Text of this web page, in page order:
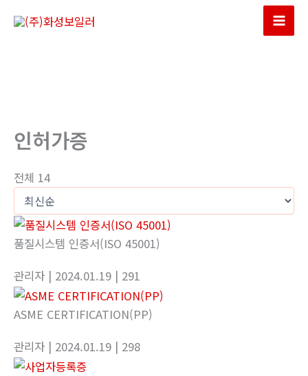
Main
인허가증
전체 14
품질시스템 인증서(ISO 45001)
관리자 | 2024.01.19 | 291
ASME CERTIFICATION(PP)
관리자 | 2024.01.19 | 298